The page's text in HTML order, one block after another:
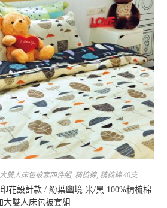
雙人床包被套四件組, 精梳棉, 精梳棉 40支
花設計款 / 紛葉幽境 米/黑 100%精梳棉
大雙人床包被套組